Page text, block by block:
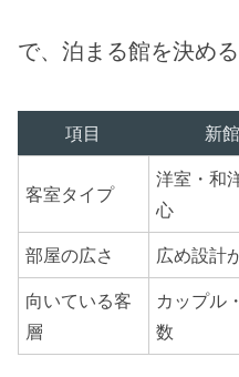
で、泊まる館を決め
項目 新館
客室タイプ
洋室・和
心
部屋の広さ 広め設計
向いている客
層
カップル
数